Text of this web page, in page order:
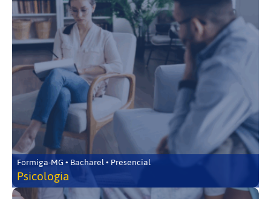
Formiga-MG • Bacharel • Presencial
Psicologia